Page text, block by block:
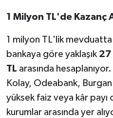
1 Milyon TL'de Kazanç
1 milyon TL'lik
bankaya göre yaklaşık 27
TL arasında
Kolay, Odeabank,
yüksek faiz veya kâr payı
kurumlar arasında yer